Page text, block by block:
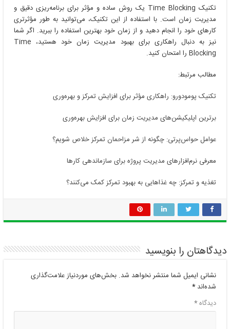
تکنیک Time Blocking یک روش ساده و مؤثر برای برنامه‌ریزی دقیق و
مدیریت زمان است. با استفاده از این تکنیک، می‌توانید به طور مؤثرتری
کارهای خود را انجام دهید و از زمان خود بهترین استفاده را ببرید. اگر شما
نیز به دنبال راهکاری برای بهبود مدیریت زمان خود هستید، Time
Blocking را امتحان کنید.
مطالب مرتبط:
تکنیک پومودورو: راهکاری مؤثر برای افزایش تمرکز و بهره‌وری
برترین اپلیکیشن‌های مدیریت زمان برای افزایش بهره‌وری
عوامل حواس‌پرتی: چگونه از شر مزاحمان تمرکز خلاص شویم؟
معرفی نرم‌افزارهای مدیریت پروژه برای سازماندهی کارها
تغذیه و تمرکز: چه غذاهایی به بهبود تمرکز کمک می‌کنند؟
دیدگاهتان را بنویسید
نشانی ایمیل شما منتشر نخواهد شد. بخش‌های موردنیاز علامت‌گذاری
شده‌اند*
دیدگاه*